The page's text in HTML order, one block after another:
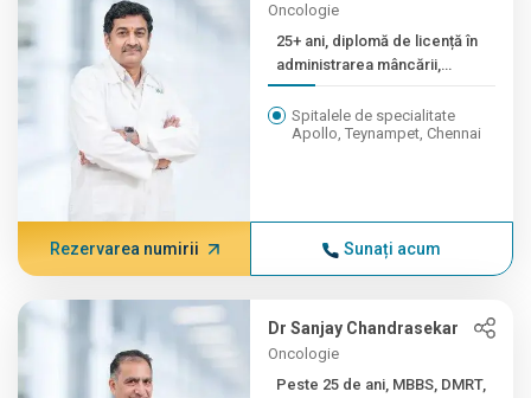
Oncologie
25+ ani, diplomă de licență în
administrarea mâncării,
masterat ...
Spitalele de specialitate
Apollo, Teynampet, Chennai
Rezervarea numirii Sunați acum
Dr Sanjay Chandrasekar
Oncologie
Peste 25 de ani, MBBS, DMRT,